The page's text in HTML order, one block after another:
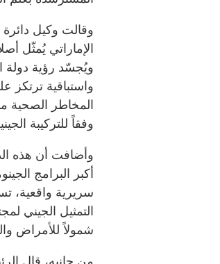
وقالت وكيل دائرة
الإماراتي يُمثّل
ويُجسّد رؤية دولة
واستباقية ترتكز
المخاطر الصحية
وفقاً للتركيبة
وأضافت أن هذه
أكبر البرامج
سريرية واقعية،
التمثيل الجيني
شمولاً للأمراض